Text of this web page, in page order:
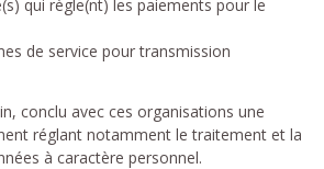
qui règle(nt) les paiements pour le
de service pour transmission
conclu avec ces organisations une
réglant notamment le traitement et la
à caractère personnel.